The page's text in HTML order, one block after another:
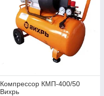
Компрессор КМП-400/50
Вихрь